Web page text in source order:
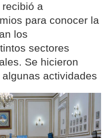
a
para conocer la
los
sectores
Se hicieron
actividades